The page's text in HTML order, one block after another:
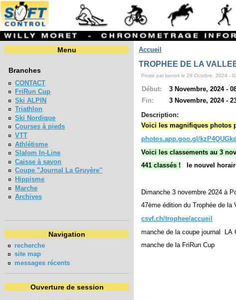
Menu
Branches
CONTACT
FriRun Cup
Ski ALPIN
Triathlon
Ski Nordique
Courses à pieds
VTT
Athlétisme
Slalom In-Line
Caisse à savon
Coupe "Journal La Gruyère"
Hippisme
Marche
Archives
Navigation
recherche
site map
messages récents
Ouverture de session
Accueil
TROPHEE DE LA
Posté par benoit le 28 Octobre, 2024 -
Début:
3 Novembre, 2024 -
Fin:
3 Novembre, 2024 -
Description:
Voici les magnifiques photos
photos.app.goo.gl/
Voici les classements au 3
441 classés !
le nouvel
Dimanche 3 novembre 2024 à
47ème édition du Trophée de la
csvf.ch/trophee/accueil
manche de la coupe journal LA
manche de la FriRun Cup